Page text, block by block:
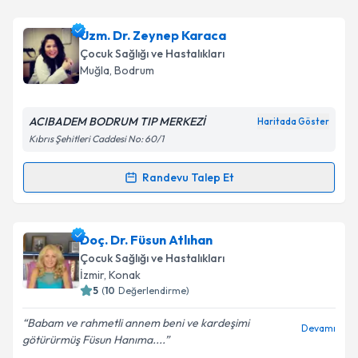
Uzm. Dr. Tuna Ercan Salihoğluiçin randevu takvimi
talebi oluşturun. Size bu uzmandan randevu almanız
için bir takvim hazırlandığında e-posta ile
bilgilendireceğiz.
Kişisel verilerimin işlenmesine ilişkinAydınlatma
kapsamda işlenmesini kabul ediyorum.
Takvim Talebini Gönder
Uzm. Dr. Zeynep Karaca
Çocuk Sağlığı ve Hastalıkları
Muğla, Bodrum
ACIBADEM BODRUM TIP MERKEZİ Haritada Göster
Kıbrıs Şehitleri Caddesi No: 60/1
Randevu Talep Et
Randevu Takvimi Talebi
Uzm. Dr. Zeynep Karacaiçin randevu takvimi talebi
oluşturun. Size bu uzmandan randevu almanız için bir
takvim hazırlandığında e-posta ile bilgilendireceğiz.
Doç. Dr. Füsun Atlıhan
Çocuk Sağlığı ve Hastalıkları
İzmir, Konak
5 (10 Değerlendirme)
Babam ve rahmetli annem beni ve kardeşimi
götürürmüş Füsun Hanıma....
Devamı